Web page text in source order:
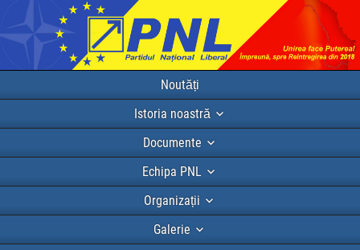
Noutăți
Istoria noastră
Documente
Echipa PNL
Organizații
Galerie